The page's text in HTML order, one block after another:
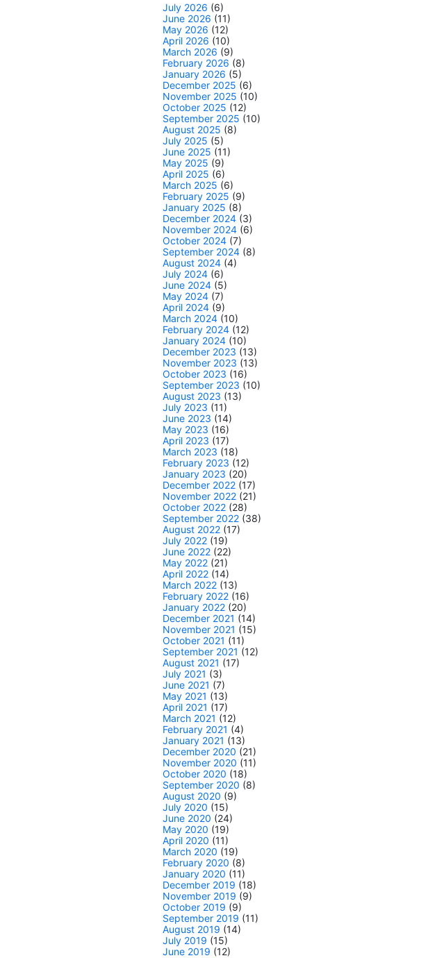
July 2026 (6)
June 2026 (11)
May 2026 (12)
April 2026 (10)
March 2026 (9)
February 2026 (8)
January 2026 (5)
December 2025 (6)
November 2025 (10)
October 2025 (12)
September 2025 (10)
August 2025 (8)
July 2025 (5)
June 2025 (11)
May 2025 (9)
April 2025 (6)
March 2025 (6)
February 2025 (9)
January 2025 (8)
December 2024 (3)
November 2024 (6)
October 2024 (7)
September 2024 (8)
August 2024 (4)
July 2024 (6)
June 2024 (5)
May 2024 (7)
April 2024 (9)
March 2024 (10)
February 2024 (12)
January 2024 (10)
December 2023 (13)
November 2023 (13)
October 2023 (16)
September 2023 (10)
August 2023 (13)
July 2023 (11)
June 2023 (14)
May 2023 (16)
April 2023 (17)
March 2023 (18)
February 2023 (12)
January 2023 (20)
December 2022 (17)
November 2022 (21)
October 2022 (28)
September 2022 (38)
August 2022 (17)
July 2022 (19)
June 2022 (22)
May 2022 (21)
April 2022 (14)
March 2022 (13)
February 2022 (16)
January 2022 (20)
December 2021 (14)
November 2021 (15)
October 2021 (11)
September 2021 (12)
August 2021 (17)
July 2021 (3)
June 2021 (7)
May 2021 (13)
April 2021 (17)
March 2021 (12)
February 2021 (4)
January 2021 (13)
December 2020 (21)
November 2020 (11)
October 2020 (18)
September 2020 (8)
August 2020 (9)
July 2020 (15)
June 2020 (24)
May 2020 (19)
April 2020 (11)
March 2020 (19)
February 2020 (8)
January 2020 (11)
December 2019 (18)
November 2019 (9)
October 2019 (9)
September 2019 (11)
August 2019 (14)
July 2019 (15)
June 2019 (12)